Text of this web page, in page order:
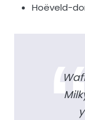
Hoëveld-